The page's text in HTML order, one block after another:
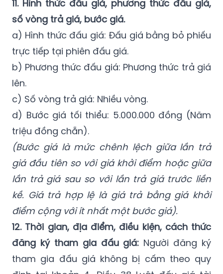
a) Hình thức đấu giá: Đấu giá bằng bỏ phiếu
trực tiếp tại phiên đấu giá.
b) Phương thức đấu giá: Phương thức trả giá
lên.
c) Số vòng trả giá: Nhiều vòng.
d) Bước giá tối thiểu: 5.000.000 đồng (Năm
triệu đồng chẵn).
(Bước giá là mức chênh lệch giữa lần trả
giá đầu tiên so với giá khởi điểm hoặc giữa
lần trả giá sau so với lần trả giá trước liền
kề. Giá trả hợp lệ là giá trả bằng giá khởi
điểm cộng với ít nhất một bước giá).
12. Thời gian, địa điểm, điều kiện, cách thức
đăng ký tham gia đấu giá:Người đăng ký
tham gia đấu giá không bị cấm theo quy
định tại khoản 4, Điều 38 Luật đấu giá tài
sản, nộp hồ sơ tham gia đấu giá, tiền hồ sơ